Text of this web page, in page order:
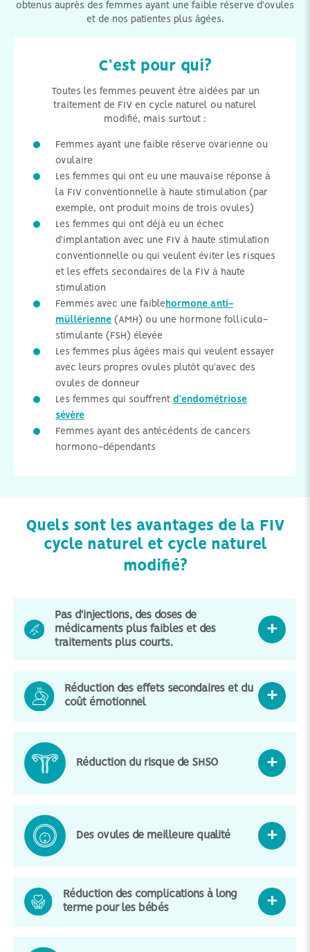
obtenus auprès des femmes ayant une faible réserve d'ovules
et de nos patientes plus âgées.
C'est pour qui?
Toutes les femmes peuvent être aidées par un
traitement de FIV en cycle naturel ou naturel
modifié, mais surtout :
Femmes ayant une faible réserve ovarienne ou
ovulaire
Les femmes qui ont eu une mauvaise réponse à
la FIV conventionnelle à haute stimulation (par
exemple, ont produit moins de trois ovules)
Les femmes qui ont déjà eu un échec
d'implantation avec une FIV à haute stimulation
conventionnelle ou qui veulent éviter les risques
et les effets secondaires de la FIV à haute
stimulation
Femmes avec une faiblehormone anti-
müllérienne (AMH) ou une hormone folliculo-
stimulante (FSH) élevée
Les femmes plus âgées mais qui veulent essayer
avec leurs propres ovules plutôt qu'avec des
ovules de donneur
Les femmes qui souffrent d'endométriose
sévère
Femmes ayant des antécédents de cancers
hormono-dépendants
Quels sont les avantages de la FIV
cycle naturel et cycle naturel
modifié?
Pas d'injections, des doses de
médicaments plus faibles et des
traitements plus courts.
Réduction des effets secondaires et du
coût émotionnel
Réduction du risque de SHSO
Des ovules de meilleure qualité
Réduction des complications à long
terme pour les bébés